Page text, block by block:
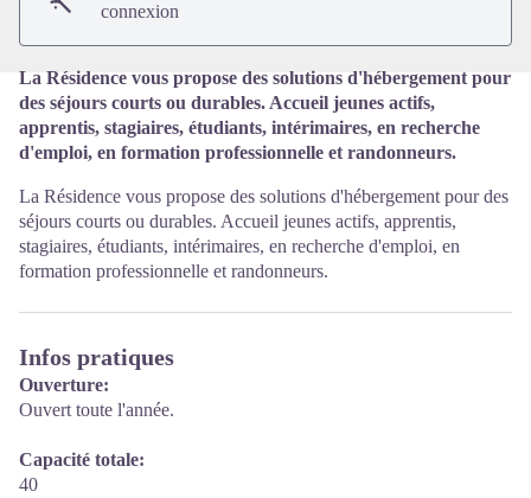
connexion
La Résidence vous propose des solutions d'hébergement pour
des séjours courts ou durables. Accueil jeunes actifs,
apprentis, stagiaires, étudiants, intérimaires, en recherche
d'emploi, en formation professionnelle et randonneurs.
La Résidence vous propose des solutions d'hébergement pour des
séjours courts ou durables. Accueil jeunes actifs, apprentis,
stagiaires, étudiants, intérimaires, en recherche d'emploi, en
formation professionnelle et randonneurs.
Infos pratiques
Ouverture:
Ouvert toute l'année.
Capacité totale:
40